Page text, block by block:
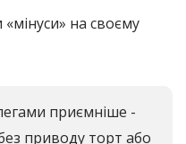
на своєму
приємніше -
приводу торт або